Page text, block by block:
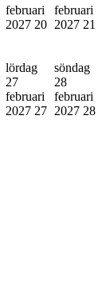
februari
2027 20
februari
2027 21
lördag
27
februari
2027 27
söndag
28
februari
2027 28